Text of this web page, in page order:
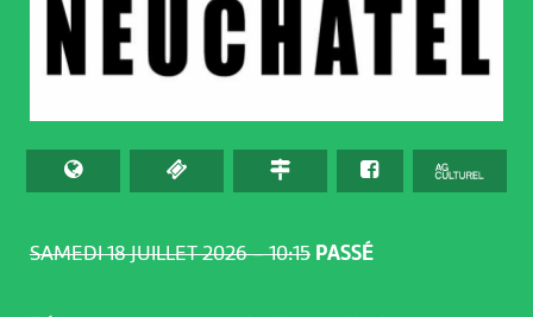
SAMEDI 18 JUILLET 2026 – 10:15 PASSÉ